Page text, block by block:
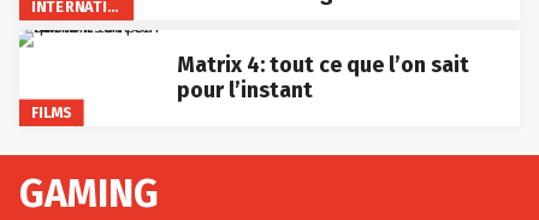
INTERNATIONAL
FILMS
Matrix 4: tout ce que l’on sait
pour l’instant
GAMING